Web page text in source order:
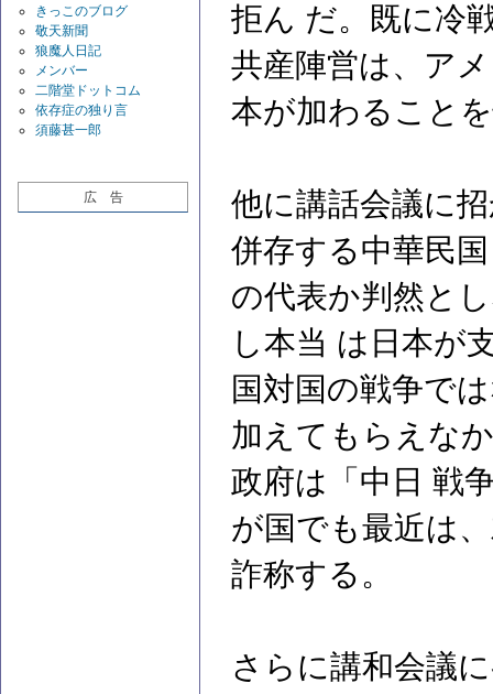
きっこのブログ
敬天新聞
狼魔人日記
メンバー
二階堂ドットコム
依存症の独り言
須藤甚一郎
広 告
拒ん だ。既に冷
共産陣営は、ア
本が加わること
他に講話会議に
併存する中華民
の代表か判然と
し本当 は日本が
国対国の戦争で
加えてもらえな
政府は「中日 戦
が国でも最近は
詐称する。
さらに講和会議